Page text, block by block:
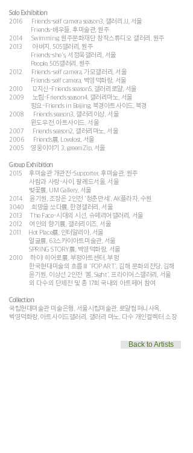
Solo Exhibition
2016 Friends-self camera season3, 갤러리JJ, 서울
Friends-배우들, 후미술관, 원주
2014 Swimming, 원주문화재단 창작스튜디오 갤러리, 원주
2013 아버지, 505갤러리, 원주
Friends-she's, 서정욱갤러리, 서울
People, 505갤러리, 원주
2012 Friends-self camera, 가모갤러리, 서울
Friends-self camera, 박영덕화랑, 서울
2010 12지신-Friends season5, 갤러리로얄, 서울
2009 노림-Friends season4, 갤러리마노, 서울
펑요-Friends in Beijing, 북경아트사이드, 북경
2008 Friends season3, 갤러리이상, 서울
윈도우전, 아트사이드, 서울
2007 Friends season2, 갤러리마노, 서울
2006 Friends展, Lovelost, 서울
2005 영웅이야기 3, greemZip, 서울
Group Exhibition
2015 후미술관 개관전-Supporter, 후미술관, 원주
사람과 사랑-사이, 팔레드서울, 서울
벚꽃展, UM Gallery, 서울
2014 윤기원, 조장은 2인전 '청춘만세', AK플라자, 수원
3040 희망을 쏘다展, 한경갤러리, 서울
2013 The Face-시대의 시선, 슈페리어갤러리, 서울
2012 여인의 향기展, 갤러리이즈, 서울
2011 Hot Place展, 인터알리아, 서울
얼굴展, 63스카이아트미술관, 서울
SPRING STORY展, 박영덕화랑, 서울
2010 하이! 히어로展, 부평아트센터, 부평
한국현대미술의 흐름Ⅲ 'POP ART', 김해 문화의전당, 김해
윤기원, 이상선 2인전 '봄, Sight', 프라이어스갤러리, 서울
외 다수의 단체전 및 총 17회 국내외 아트페어 참여
Collection
국립현대미술관 미술은행, 서울시립미술관, 로얄컴퍼니사옥,
박영덕화랑, 아트사이드갤러리, 갤러리 마노, 다수 개인컬렉터 소장
Back to Artists